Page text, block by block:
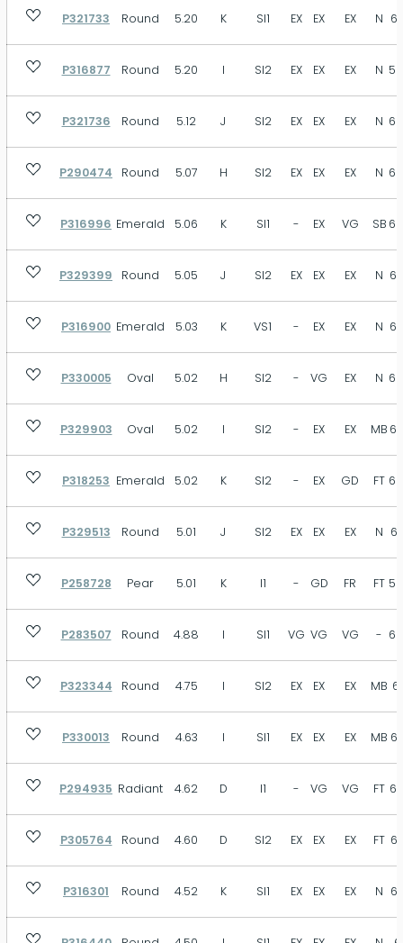
P321733 Round 5.20 K SI1 EX EX EX N
P316877 Round 5.20 I SI2 EX EX EX N
P321736 Round 5.12 J SI2 EX EX EX N
P290474 Round 5.07 H SI2 EX EX EX N
P316996 Emerald 5.06 K SI1 - EX VG SB
P329399 Round 5.05 J SI2 EX EX EX N
P316900 Emerald 5.03 K VS1 - EX EX N
P330005 Oval 5.02 H SI2 - VG EX N
P329903 Oval 5.02 I SI2 - EX EX MB
P318253 Emerald 5.02 K SI2 - EX GD FT
P329513 Round 5.01 J SI2 EX EX EX N
P258728 Pear 5.01 K I1 - GD FR FT
P283507 Round 4.88 I SI1 VG VG VG -
P323344 Round 4.75 I SI2 EX EX EX MB
P330013 Round 4.63 I SI1 EX EX EX MB
P294935 Radiant 4.62 D I1 - VG VG FT
P305764 Round 4.60 D SI2 EX EX EX FT
P316301 Round 4.52 K SI1 EX EX EX N